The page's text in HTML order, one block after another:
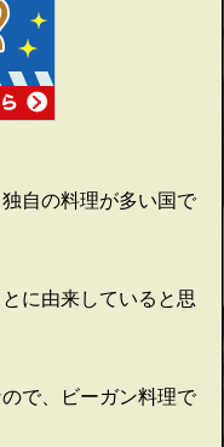
自の料理が多い国で
に由来していると思
で、ビーガン料理で